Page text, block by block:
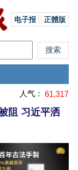
电子报 正體版
人气： 61,317
阻 习近平洒